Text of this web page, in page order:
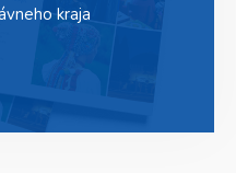
kraja